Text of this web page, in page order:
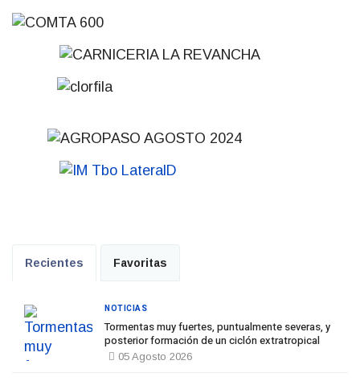
Recientes Favoritas
Tormentas muy fuertes, puntualmente severas, y
posterior formación de un ciclón extratropical
05 Agosto 2026
NOTICIAS